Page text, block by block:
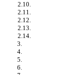
2.10.
2.11.
2.12.
2.13.
2.14.
3.
4.
5.
6.